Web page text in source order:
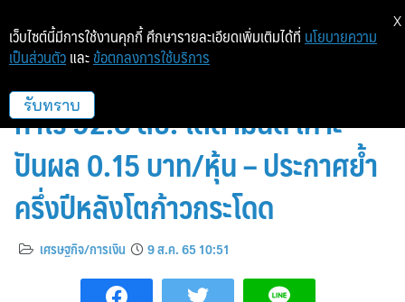
“SCM” โชว์ฟอร์ม ครึ่งปีแรก กวาด
กำไร 92.8 ลบ. โตตามนัด เคาะ
ปันผล 0.15 บาท/หุ้น – ประกาศย้ำ
ครึ่งปีหลังโตก้าวกระโดด
เศรษฐกิจ/การเงิน 9 ส.ค. 65 10:51
เว็บไซต์นี้มีการใช้งานคุกกี้ ศึกษารายละเอียดเพิ่มเติมได้ที่ นโยบายความ
เป็นส่วนตัว และ ข้อตกลงการใช้บริการ
รับทราบ
X